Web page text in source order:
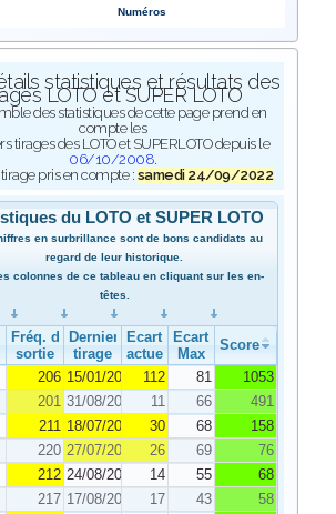
Numéros
statistiques et résultats des
LOTO et SUPER LOTO
des statistiques de cette page prend en
compte les
tirages des LOTO et SUPERLOTO depuis le
06/10/2008.
pris en compte : samedi 24/09/2022
du LOTO et SUPER LOTO
en surbrillance sont de bons candidats au
regard de leur historique.
colonnes de ce tableau en cliquant sur les en-
têtes.
Fréq. de
sortie
Dernier
tirage
Ecart
actuel
Ecart
Max
Score
206 15/01/2022 112 81
1053
201 31/08/2022 11 66
491
211 18/07/2022 30 68
158
220 27/07/2022 26 69
76
212 24/08/2022 14 55
68
217 17/08/2022 17 43
58